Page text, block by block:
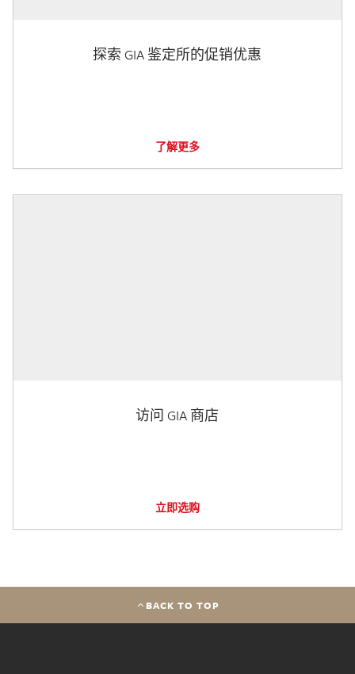
探索 GIA 鉴定所的促销优惠
了解更多
访问 GIA 商店
立即选购
BACK TO TOP